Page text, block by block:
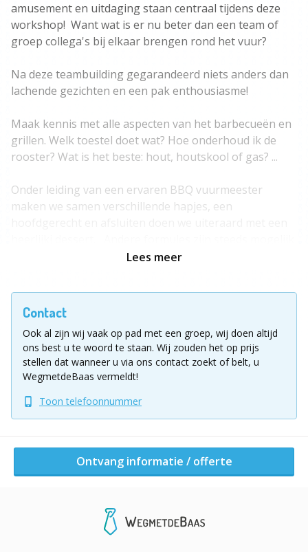
amusement en uitdaging staan centraal tijdens deze
workshop! Want wat is er nu beter dan een team of
groep collega's bij elkaar brengen rond het vuur?
Na deze teambuilding gegarandeerd niets anders dan
lachende gezichten en een pak enthousiasme!
Maak kennis met alle aspecten van het barbecueën en
grillen. Welk toestel doet wat? Hoe onderhoud ik de
rooster? Wat is het beste: hout, houtskool of gas? ...
Onder leiding van een ervaren BBQ vuurmeester
maken we samen verschillende hapjes, een
met vlees, vis, vegetarisch en uiteraard houden we
De frigo staat gevuld, de barbecues en grilltoestellen
staan klaar! Het is een actieve workshop met voor elk
wat wils!
Leren, proeven en genieten zijn de sleutel tot deze
geslaagde teambuilding activiteit.
Voor groepen vanaf 10 tot ... personen. Kleinere en
We komen ook graag op jouw locatie naar keuze met
onze BBQ trailer.
Vul voor meer informatie of een vrijblijvende offerte
Lees meer
Contact
Ook al zijn wij vaak op pad met een groep, wij doen altijd
ons best u te woord te staan. Wij zouden het op prijs
stellen dat wanneer u via ons contact zoekt of belt, u
WegmetdeBaas vermeldt!
Toon telefoonnummer
Ontvang informatie / offerte